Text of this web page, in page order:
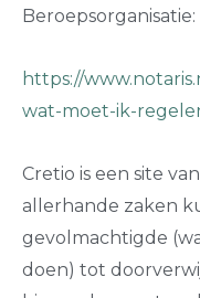
Beroepsorganisatie:
https://
wat-moet-ik-
Cretio is een site
allerhande zaken
gevolmachtigde
doen) tot